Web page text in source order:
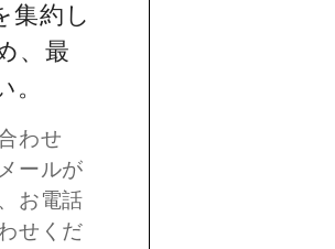
集約し
、最
わせ
ールが
お電話
せくだ